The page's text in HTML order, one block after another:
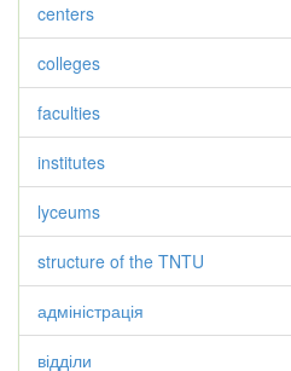
centers
colleges
faculties
institutes
lyceums
structure of the TNTU
адміністрація
відділи